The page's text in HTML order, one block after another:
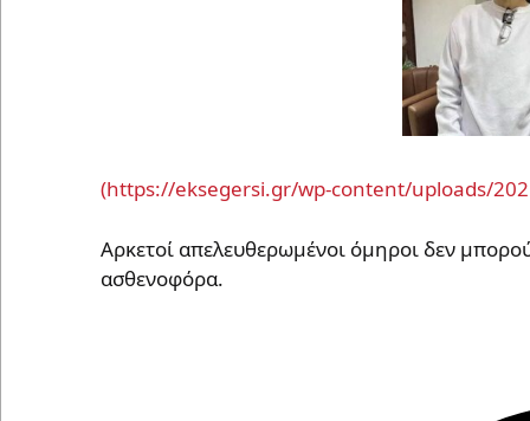
Αρκετοί απελευθερωμένοι όμηροι δεν
ασθενοφόρα.